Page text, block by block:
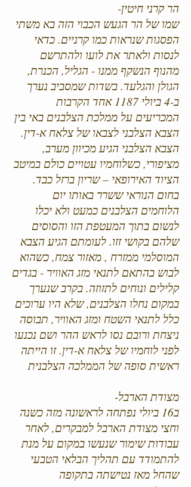
הר קרני חיטין-
שמו של הר הגעש הכבוי הזה בא משתי
הפסגות שנראות כמו קרניים. כדאי
לנסות ולאתר את לועו ולהתרשם
מהנוף הנשקף ממנו - הגליל, הכנרת,
הגולן והגלעד. בשדות שמסביב נערך
ב-4 ביולי 1187 אחד הקרבות
המכריעים על ממלכת הצלבנים באי בין
הצבא הצלבני לצבאו של צלאח א-דין.
הצבא הצלבני הגיע מכיוון מערב,
מציפורי, כשלוחמיו עטויים כולם במיטב
הציוד האירופאי – שריון ברזל כבד.
בחום הנוראי ששרר באותו יום
הלוחמים הצלבנים כמעט ולא יכלו
לנשום בתוך המעטפת הזו והסוסים
שלהם בקושי זזו. לעומתם הגיע הצבא
המוסלמי ממזרח , מאזור צמח, כשהוא
לבוש בהתאם לתנאי מזג האוויר - בגדים
קלילים ונוחים לתזוזה. בקרב שנערך
במקום נחלו הצלבנים, שלא היו ערוכים
כלל לתנאי השטח ומזג האוויר, תבוסה
ניצחת ורובם נסו לראש ההר ושם נכנעו
לפני לוחמיו של צלאח א-דין. זו הייתה
ראשית סופה של הממלכה הצלבנית
מצודת הארבל-
ב16 ביולי נפתחה לראשונה מזה כשנה
וחצי מצודת הארבל למבקרים, לאחר
עבודות שימור שנעשו במקום על מנת
להתמודד עם תהליך הבלאי הטבעי
שהחל מאז נטישתה בתקופה